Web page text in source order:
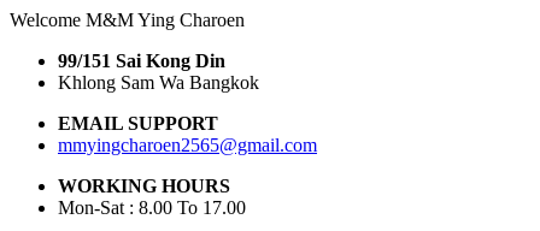
Welcome M&M Ying Charoen
99/151 Sai Kong Din
Khlong Sam Wa Bangkok
EMAIL SUPPORT
mmyingcharoen2565@gmail.com
WORKING HOURS
Mon-Sat : 8.00 To 17.00